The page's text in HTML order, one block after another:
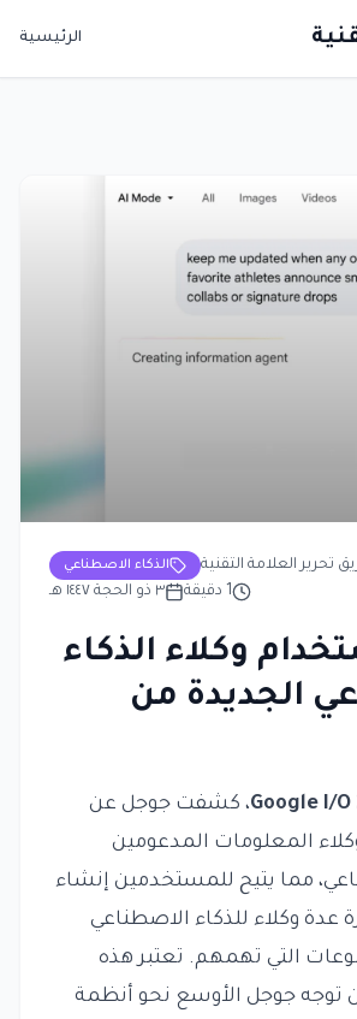
الرئيسية
الذكاء الاصطناعي
تحرير العلامة التقنية
٣ ذو الحجة ١٤٤٧ هـ
1 دقيقة
وكلاء الذكاء
الجديدة من
Google I/O، كشفت جوجل عن
المعلومات المدعومين
مما يتيح للمستخدمين إنشاء
وكلاء للذكاء الاصطناعي
التي تهمهم. تعتبر هذه
توجه جوجل الأوسع نحو أنظمة